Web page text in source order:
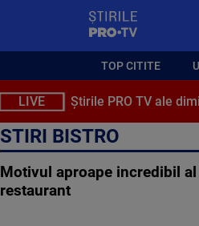
TOP CITITE
LIVE Știrile PRO TV ale
STIRI BISTRO
Motivul aproape incredibil
restaurant